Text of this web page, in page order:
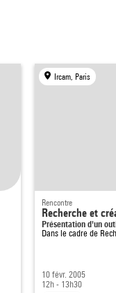
Ircam, Paris
Rencontre
Recherche et
Présentation d'un
Dans le cadre de
10 févr. 2005
12h - 13h30